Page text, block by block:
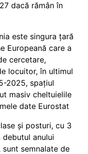
dacă rămân în
este singura țară
Europeană care a
cercetare,
locuitor, în ultimul
2025, spațiul
masiv cheltuielile
date Eurostat
și posturi, cu 3
debutul anului
semnalate de